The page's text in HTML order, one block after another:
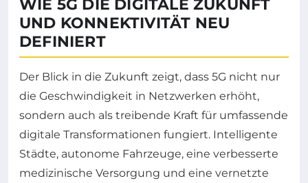
WIE 5G DIE DIGITALE ZUKUNFT
UND KONNEKTIVITÄT NEU
DEFINIERT
Der Blick in die Zukunft zeigt, dass 5G nicht nur
die Geschwindigkeit in Netzwerken erhöht,
sondern auch als treibende Kraft für umfassende
digitale Transformationen fungiert. Intelligente
Städte, autonome Fahrzeuge, eine verbesserte
medizinische Versorgung und eine vernetzte